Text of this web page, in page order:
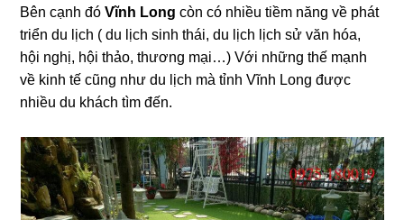
Bên cạnh đóVĩnh Long còn có nhiều tiềm năng về phát
triển du lịch ( du lịch sinh thái, du lịch lịch sử văn hóa,
hội nghị, hội thảo, thương mại…) Với những thế mạnh
về kinh tế cũng như du lịch mà tỉnh Vĩnh Long được
nhiều du khách tìm đến.